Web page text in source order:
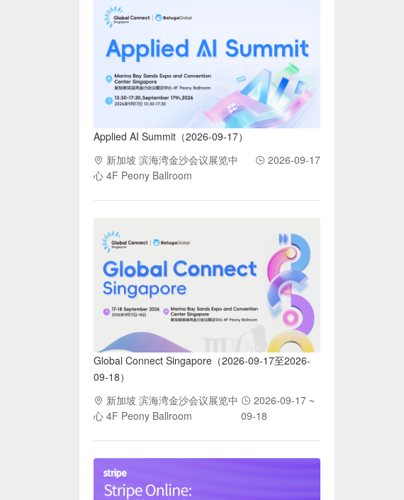
Applied AI Summit（2026-09-17）
新加坡 滨海湾金沙会议展览中
心 4F Peony Ballroom
2026-09-17
Global Connect Singapore（2026-09-17至2026-
09-18）
新加坡 滨海湾金沙会议展览中
心 4F Peony Ballroom
2026-09-17 ~
09-18